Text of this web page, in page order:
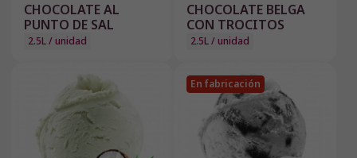
CHOCOLATE AL
PUNTO DE SAL
2.5L / unidad
CHOCOLATE BELGA
CON TROCITOS
2.5L / unidad
En fabricación